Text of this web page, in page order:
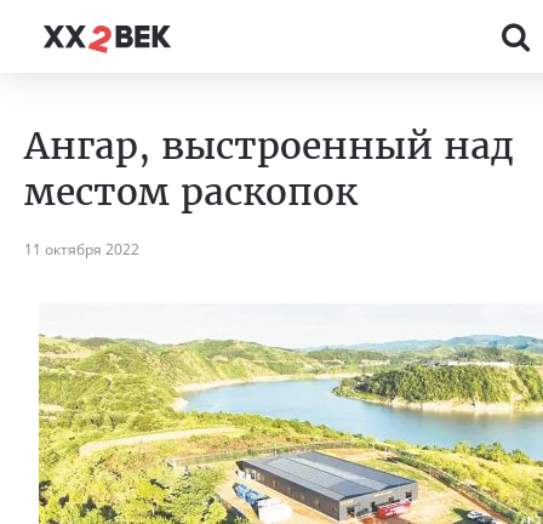
Ангар, выстроенный над
местом раскопок
11 октября 2022